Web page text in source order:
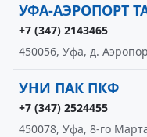
УФА-АЭРОПОРТ
+7 (347) 2143465
450056, Уфа, д.
УНИ ПАК ПКФ
+7 (347) 2524455
450078, Уфа, 8-го